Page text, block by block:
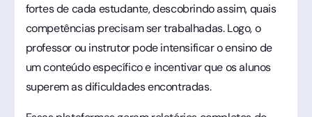
fortes de cada estudante, descobrindo assim, quais
competências precisam ser trabalhadas. Logo, o
professor ou instrutor pode intensificar o ensino de
um conteúdo específico e incentivar que os alunos
superem as dificuldades encontradas.